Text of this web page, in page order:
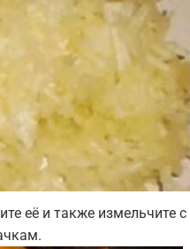
её и также измельчите с